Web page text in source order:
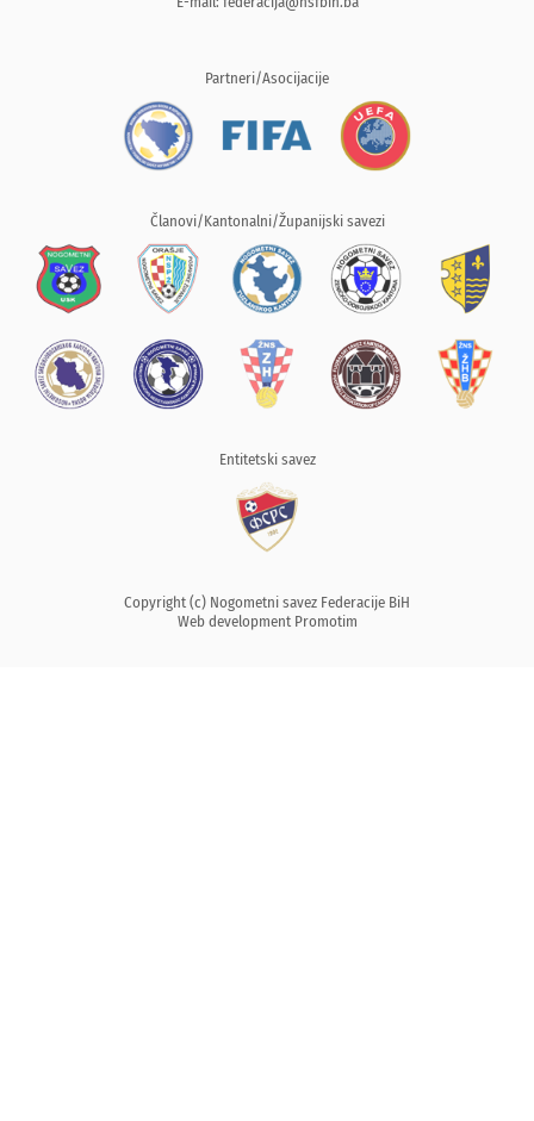
Partneri/Asocijacije
Članovi/Kantonalni/Županijski savezi
Entitetski savez
Copyright (c) Nogometni savez Federacije BiH
Web development Promotim